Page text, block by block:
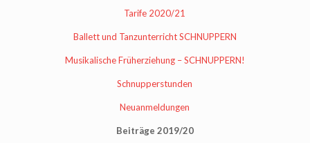
Tarife 2020/21
Ballett und Tanzunterricht SCHNUPPERN
Musikalische Früherziehung – SCHNUPPERN!
Schnupperstunden
Neuanmeldungen
Beiträge 2019/20